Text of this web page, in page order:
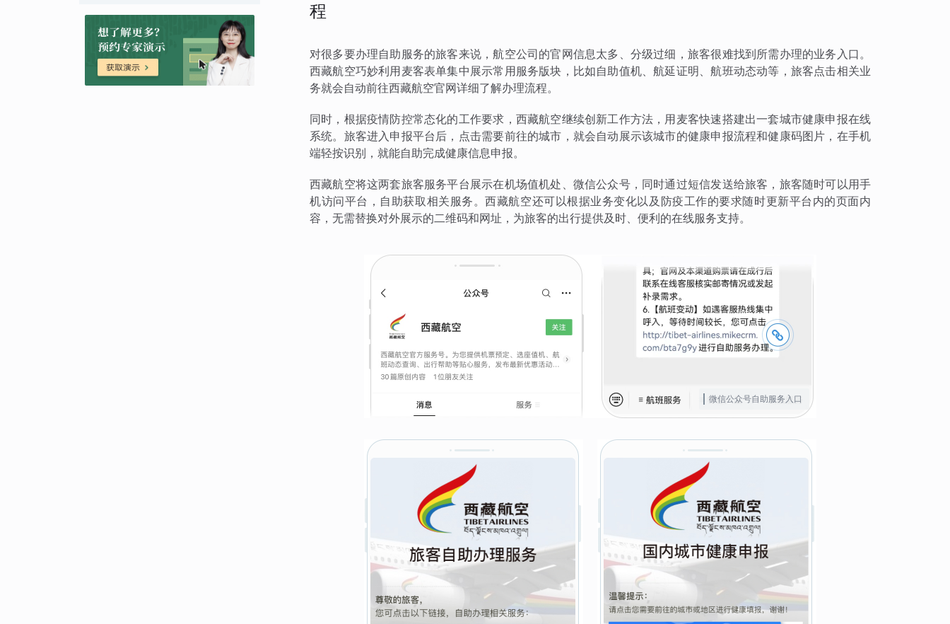
程
对很多要办理自助服务的旅客来说，航空公司的官网信息太多、分级过细，旅客很难找到所需办理的业务入口。
西藏航空巧妙利用麦客表单集中展示常用服务版块，比如自助值机、航延证明、航班动态动等，旅客点击相关业
务就会自动前往西藏航空官网详细了解办理流程。
同时，根据疫情防控常态化的工作要求，西藏航空继续创新工作方法，用麦客快速搭建出一套城市健康申报在线
系统。旅客进入申报平台后，点击需要前往的城市，就会自动展示该城市的健康申报流程和健康码图片，在手机
端轻按识别，就能自助完成健康信息申报。
西藏航空将这两套旅客服务平台展示在机场值机处、微信公众号，同时通过短信发送给旅客，旅客随时可以用手
机访问平台，自助获取相关服务。西藏航空还可以根据业务变化以及防疫工作的要求随时更新平台内的页面内
容，无需替换对外展示的二维码和网址，为旅客的出行提供及时、便利的在线服务支持。
微信公众号自助服务入口